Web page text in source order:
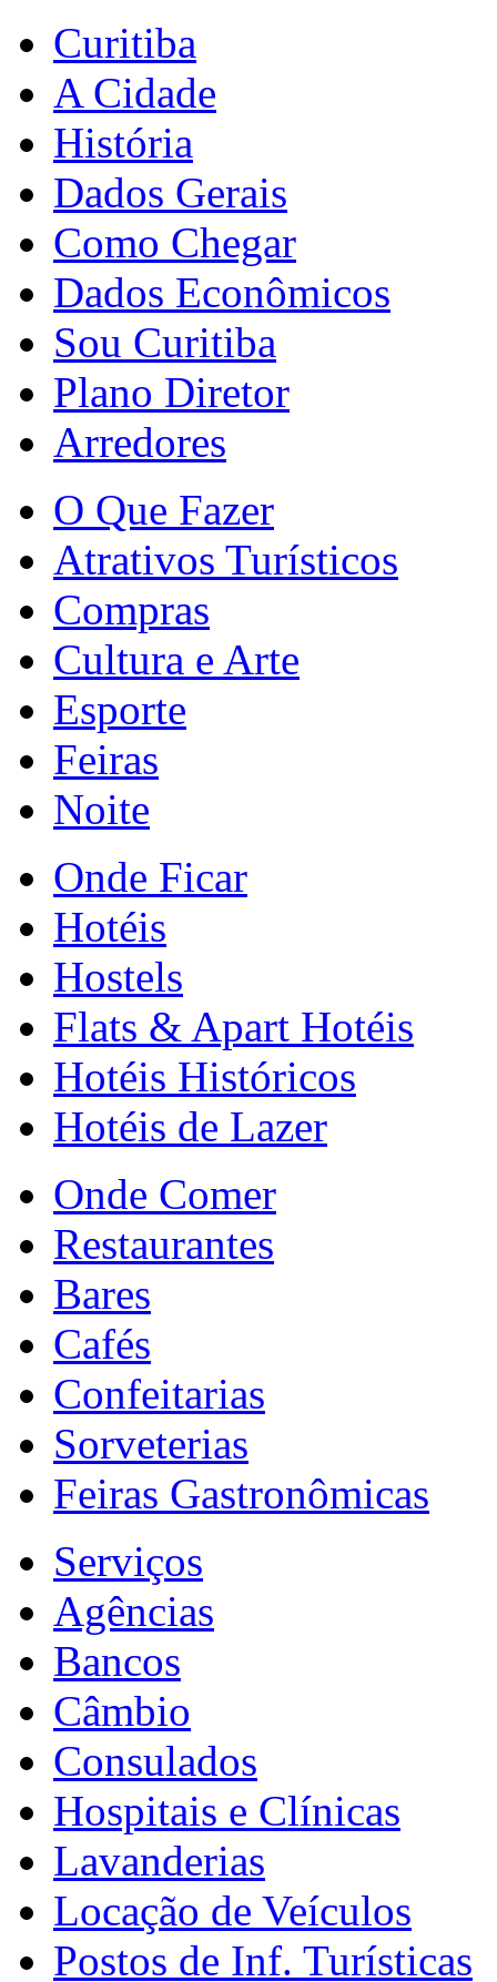
Curitiba
A Cidade
História
Dados Gerais
Como Chegar
Dados Econômicos
Sou Curitiba
Plano Diretor
Arredores
O Que Fazer
Atrativos Turísticos
Compras
Cultura e Arte
Esporte
Feiras
Noite
Onde Ficar
Hotéis
Hostels
Flats & Apart Hotéis
Hotéis Históricos
Hotéis de Lazer
Onde Comer
Restaurantes
Bares
Cafés
Confeitarias
Sorveterias
Feiras Gastronômicas
Serviços
Agências
Bancos
Câmbio
Consulados
Hospitais e Clínicas
Lavanderias
Locação de Veículos
Postos de Inf. Turísticas